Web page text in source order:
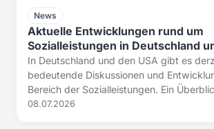
News
Aktuelle Entwicklungen rund um
Sozialleistungen in Deutschland
In Deutschland und den USA gibt es
bedeutende Diskussionen und
Bereich der Sozialleistungen. Ein
08.07.2026